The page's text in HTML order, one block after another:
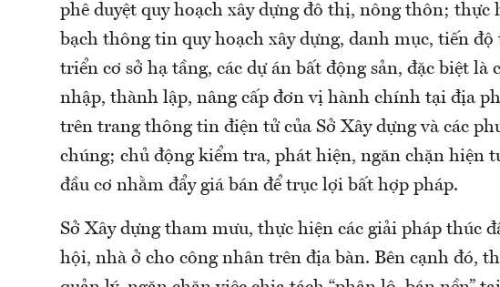
phê duyệt quy hoạch xây dựng đô thị, nông thôn;
bạch thông tin quy hoạch xây dựng, danh mục, tiến
triển cơ sở hạ tầng, các dự án bất động sản, đặc biệt là
nhập, thành lập, nâng cấp đơn vị hành chính tại địa
trên trang thông tin điện tử của Sở Xây dựng và các
chúng; chủ động kiểm tra, phát hiện, ngăn chặn hiện
đầu cơ nhằm đẩy giá bán để trục lợi bất hợp pháp.
Sở Xây dựng tham mưu, thực hiện các giải pháp thúc
hội, nhà ở cho công nhân trên địa bàn. Bên cạnh đó,